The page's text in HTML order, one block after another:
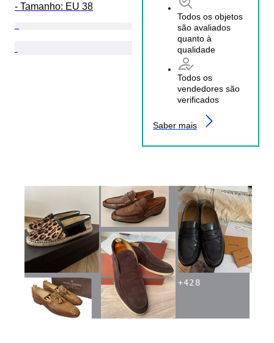
- Tamanho: EU 38
Todos os objetos
são avaliados
quanto à
qualidade
Todos os
vendedores são
verificados
Saber mais
+428